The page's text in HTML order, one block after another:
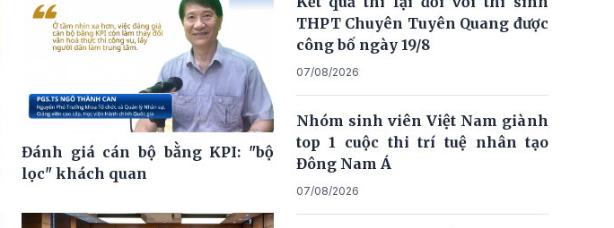
Đánh giá cán bộ bằng KPI: "bộ
lọc" khách quan
THPT Chuyên Tuyên Quang được
công bố ngày 19/8
07/08/2026
Nhóm sinh viên Việt Nam giành
top 1 cuộc thi trí tuệ nhân tạo
Đông Nam Á
07/08/2026